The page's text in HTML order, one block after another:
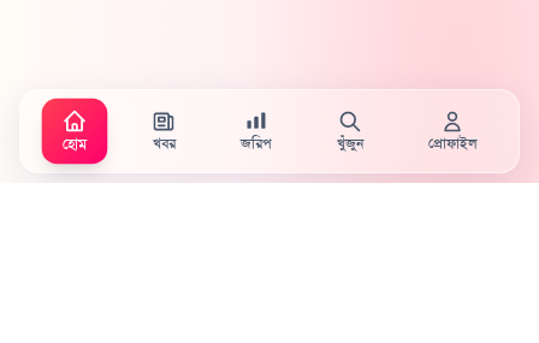
হোম খবর জরিপ খুঁজুন প্রোফাইল